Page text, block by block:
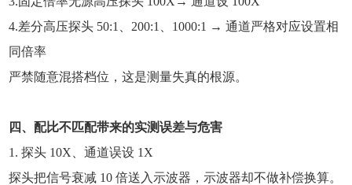
4.差分高压探头 50:1、200:1、1000:1 → 通道严格对应设置相
同倍率
严禁随意混搭档位，这是测量失真的根源。
四、配比不匹配带来的实测误差与危害
1. 探头 10X、通道误设 1X
探头把信号衰减 10 倍送入示波器，示波器却不做补偿换算。